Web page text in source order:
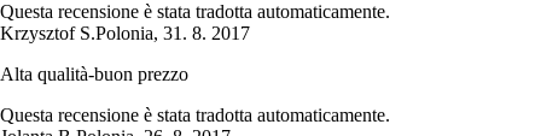
Questa recensione è stata tradotta automaticamente.
Krzysztof S.Polonia, 31. 8. 2017
Alta qualità-buon prezzo
Questa recensione è stata tradotta automaticamente.